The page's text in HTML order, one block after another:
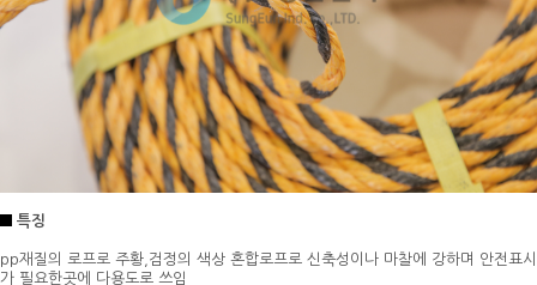
특징
pp재질의 로프로 주황,검정의 색상 혼합로프로 신축성이나 마찰에 강하며 안전표시
가 필요한곳에 다용도로 쓰임